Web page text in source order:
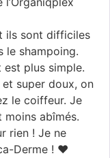
ils sont difficiles
le shampoing.
plus simple.
super doux, on
le coiffeur. Je
moins abîmés.
rien ! Je ne
Derme ! ❤️